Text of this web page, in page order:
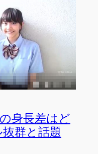
身長差はど
群と話題